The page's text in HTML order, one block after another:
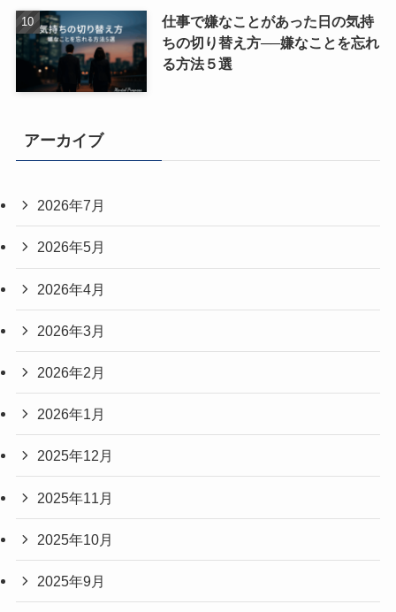
仕事で嫌なことがあった日の気持
ちの切り替え方──嫌なことを忘れ
る方法５選
アーカイブ
2026年7月
2026年5月
2026年4月
2026年3月
2026年2月
2026年1月
2025年12月
2025年11月
2025年10月
2025年9月